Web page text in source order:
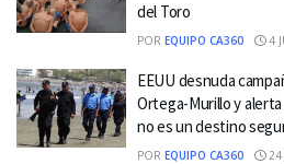
del Toro
POR EQUIPO CA360 4
EEUU desnuda
Ortega-Murillo y
no es un destino
POR EQUIPO CA360 24